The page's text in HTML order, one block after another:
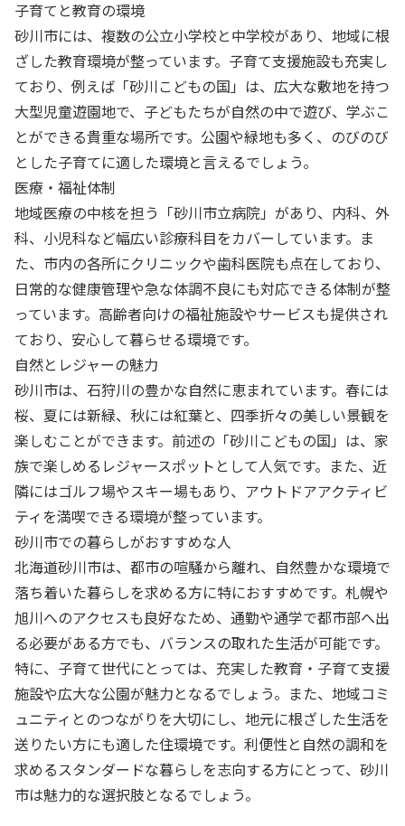
子育てと教育の環境
砂川市には、複数の公立小学校と中学校があり、地域に根
ざした教育環境が整っています。子育て支援施設も充実し
ており、例えば「砂川こどもの国」は、広大な敷地を持つ
大型児童遊園地で、子どもたちが自然の中で遊び、学ぶこ
とができる貴重な場所です。公園や緑地も多く、のびのび
とした子育てに適した環境と言えるでしょう。
医療・福祉体制
地域医療の中核を担う「砂川市立病院」があり、内科、外
科、小児科など幅広い診療科目をカバーしています。ま
た、市内の各所にクリニックや歯科医院も点在しており、
日常的な健康管理や急な体調不良にも対応できる体制が整
っています。高齢者向けの福祉施設やサービスも提供され
ており、安心して暮らせる環境です。
自然とレジャーの魅力
砂川市は、石狩川の豊かな自然に恵まれています。春には
桜、夏には新緑、秋には紅葉と、四季折々の美しい景観を
楽しむことができます。前述の「砂川こどもの国」は、家
族で楽しめるレジャースポットとして人気です。また、近
隣にはゴルフ場やスキー場もあり、アウトドアアクティビ
ティを満喫できる環境が整っています。
砂川市での暮らしがおすすめな人
北海道砂川市は、都市の喧騒から離れ、自然豊かな環境で
落ち着いた暮らしを求める方に特におすすめです。札幌や
旭川へのアクセスも良好なため、通勤や通学で都市部へ出
る必要がある方でも、バランスの取れた生活が可能です。
特に、子育て世代にとっては、充実した教育・子育て支援
施設や広大な公園が魅力となるでしょう。また、地域コミ
ュニティとのつながりを大切にし、地元に根ざした生活を
送りたい方にも適した住環境です。利便性と自然の調和を
求めるスタンダードな暮らしを志向する方にとって、砂川
市は魅力的な選択肢となるでしょう。